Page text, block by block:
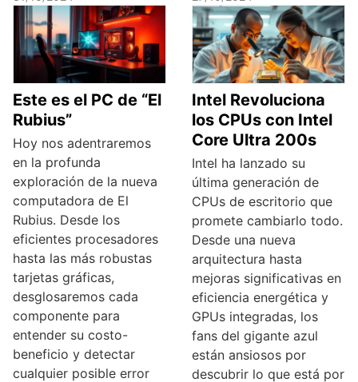
Este es el PC de “El
Rubius”
Hoy nos adentraremos
en la profunda
exploración de la nueva
computadora de El
Rubius. Desde los
eficientes procesadores
hasta las más robustas
tarjetas gráficas,
desglosaremos cada
componente para
entender su costo-
beneficio y detectar
cualquier posible error
Intel Revoluciona
los CPUs con Intel
Core Ultra 200s
Intel ha lanzado su
última generación de
CPUs de escritorio que
promete cambiarlo todo.
Desde una nueva
arquitectura hasta
mejoras significativas en
eficiencia energética y
GPUs integradas, los
fans del gigante azul
están ansiosos por
descubrir lo que está por